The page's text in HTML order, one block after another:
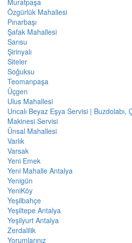
Özgürlük Mahallesi
Pınarbaşı
Şafak Mahallesi
Sarısu
Şirinyalı
Siteler
Soğuksu
Teomanpaşa
Üçgen
Ulus Mahallesi
Uncalı Beyaz Eşya Servisi | Buzdolabı,
Makinesi Servisi
Ünsal Mahallesi
Varlık
Varsak
Yeni Emek
Yeni Mahalle Antalya
Yenigün
YeniKöy
Yeşilbahçe
Yeşiltepe Antalya
Yeşilyurt Antalya
Zerdalilik
Yorumlarınız